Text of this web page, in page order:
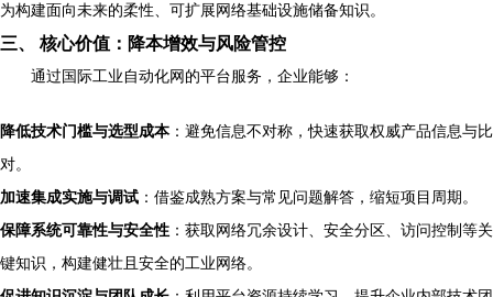
为构建面向未来的柔性、可扩展网络基础设施储备知识。
三、 核心价值：降本增效与风险管控
通过国际工业自动化网的平台服务，企业能够：
降低技术门槛与选型成本：避免信息不对称，快速获取权威产品信息与比
对。
加速集成实施与调试 ：借鉴成熟方案与常见问题解答，缩短项目周期。
保障系统可靠性与安全性 ：获取网络冗余设计、安全分区、访问控制等关
键知识，构建健壮且安全的工业网络。